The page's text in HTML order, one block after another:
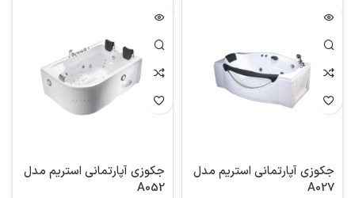
جکوزی آپارتمانی استریم مدل
A027
جکوزی آپارتمانی استریم مدل
A052